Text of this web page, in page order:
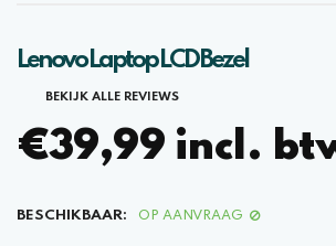
Lenovo Laptop LCD Bezel
BEKIJK ALLE REVIEWS
€39,99 incl.
BESCHIKBAAR: OP AANVRAAG